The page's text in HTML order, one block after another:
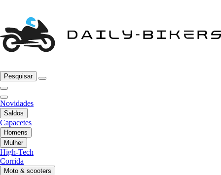
Pesquisar
Novidades
Saldos
Capacetes
Homens
Mulher
High-Tech
Corrida
Moto & scooters